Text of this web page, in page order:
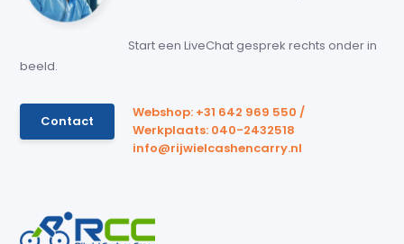
Start een LiveChat gesprek rechts onder in
beeld.
Contact
Webshop: +31 642 969 550 /
Werkplaats: 040-2432518
info@rijwielcashencarry.nl